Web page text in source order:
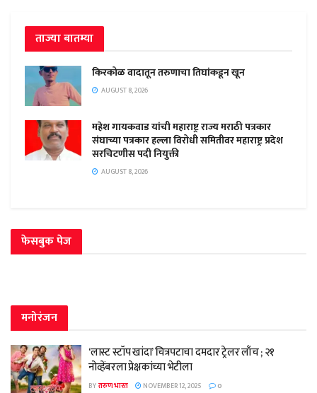
ताज्या बातम्या
किरकोळ वादातून तरुणाचा तिघांकडून खून
AUGUST 8, 2026
महेश गायकवाड यांची महाराष्ट्र राज्य मराठी पत्रकार
संघाच्या पत्रकार हल्ला विरोधी समितीवर महाराष्ट्र प्रदेश
सरचिटणीस पदी नियुक्ती
AUGUST 8, 2026
फेसबुक पेज
मनोरंजन
‘लास्ट स्टॉप खांदा’ चित्रपटाचा दमदार ट्रेलर लाँच ; २१
नोव्हेंबरला प्रेक्षकांच्या भेटीला
BYतरुण भारत NOVEMBER 12, 2025 0